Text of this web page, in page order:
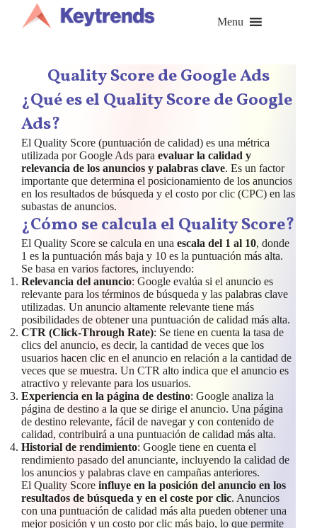
contenido
Menu
Quality Score de Google Ads
¿Qué es el Quality Score de Google
Ads?
El Quality Score (puntuación de calidad) es una métrica
utilizada por Google Ads para evaluar la calidad y
relevancia de los anuncios y palabras clave. Es un factor
importante que determina el posicionamiento de los anuncios
en los resultados de búsqueda y el costo por clic (CPC) en las
subastas de anuncios.
¿Cómo se calcula el Quality Score?
El Quality Score se calcula en una escala del 1 al 10, donde
1 es la puntuación más baja y 10 es la puntuación más alta.
Se basa en varios factores, incluyendo:
Relevancia del anuncio: Google evalúa si el anuncio es
relevante para los términos de búsqueda y las palabras clave
utilizadas. Un anuncio altamente relevante tiene más
posibilidades de obtener una puntuación de calidad más alta.
CTR (Click-Through Rate): Se tiene en cuenta la tasa de
clics del anuncio, es decir, la cantidad de veces que los
usuarios hacen clic en el anuncio en relación a la cantidad de
veces que se muestra. Un CTR alto indica que el anuncio es
atractivo y relevante para los usuarios.
Experiencia en la página de destino: Google analiza la
página de destino a la que se dirige el anuncio. Una página
de destino relevante, fácil de navegar y con contenido de
calidad, contribuirá a una puntuación de calidad más alta.
Historial de rendimiento: Google tiene en cuenta el
rendimiento pasado del anunciante, incluyendo la calidad de
los anuncios y palabras clave en campañas anteriores.
El Quality Score influye en la posición del anuncio en los
resultados de búsqueda y en el coste por clic. Anuncios
con una puntuación de calidad más alta pueden obtener una
mejor posición y un costo por clic más bajo, lo que permite